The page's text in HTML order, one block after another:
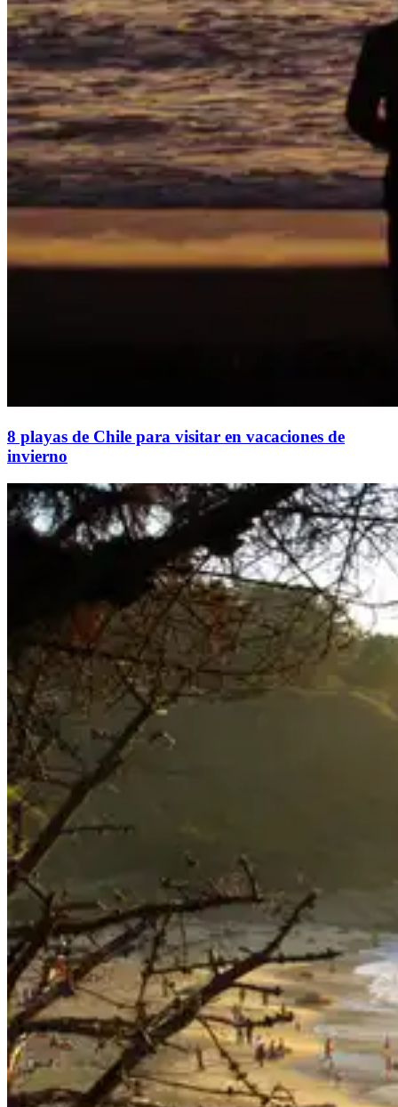
8 playas de Chile para visitar en vacaciones de
invierno